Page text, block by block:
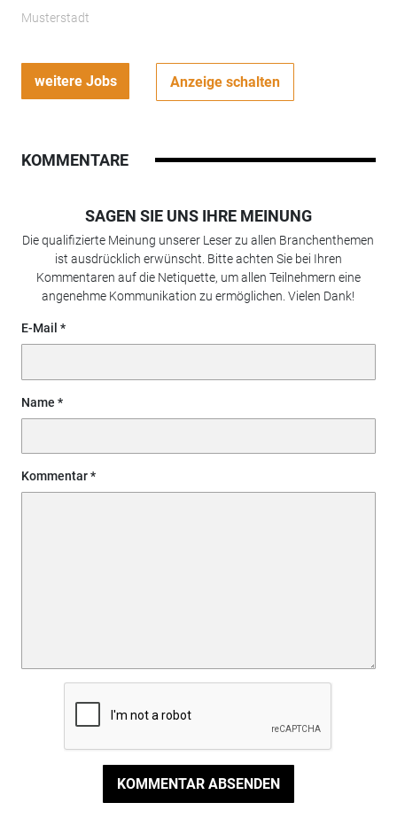
Musterstadt
weitere Jobs Anzeige schalten
KOMMENTARE
SAGEN SIE UNS IHRE MEINUNG
Die qualifizierte Meinung unserer Leser zu allen Branchenthemen
ist ausdrücklich erwünscht. Bitte achten Sie bei Ihren
Kommentaren auf die Netiquette, um allen Teilnehmern eine
angenehme Kommunikation zu ermöglichen. Vielen Dank!
E-Mail
Name
Kommentar
KOMMENTAR ABSENDEN